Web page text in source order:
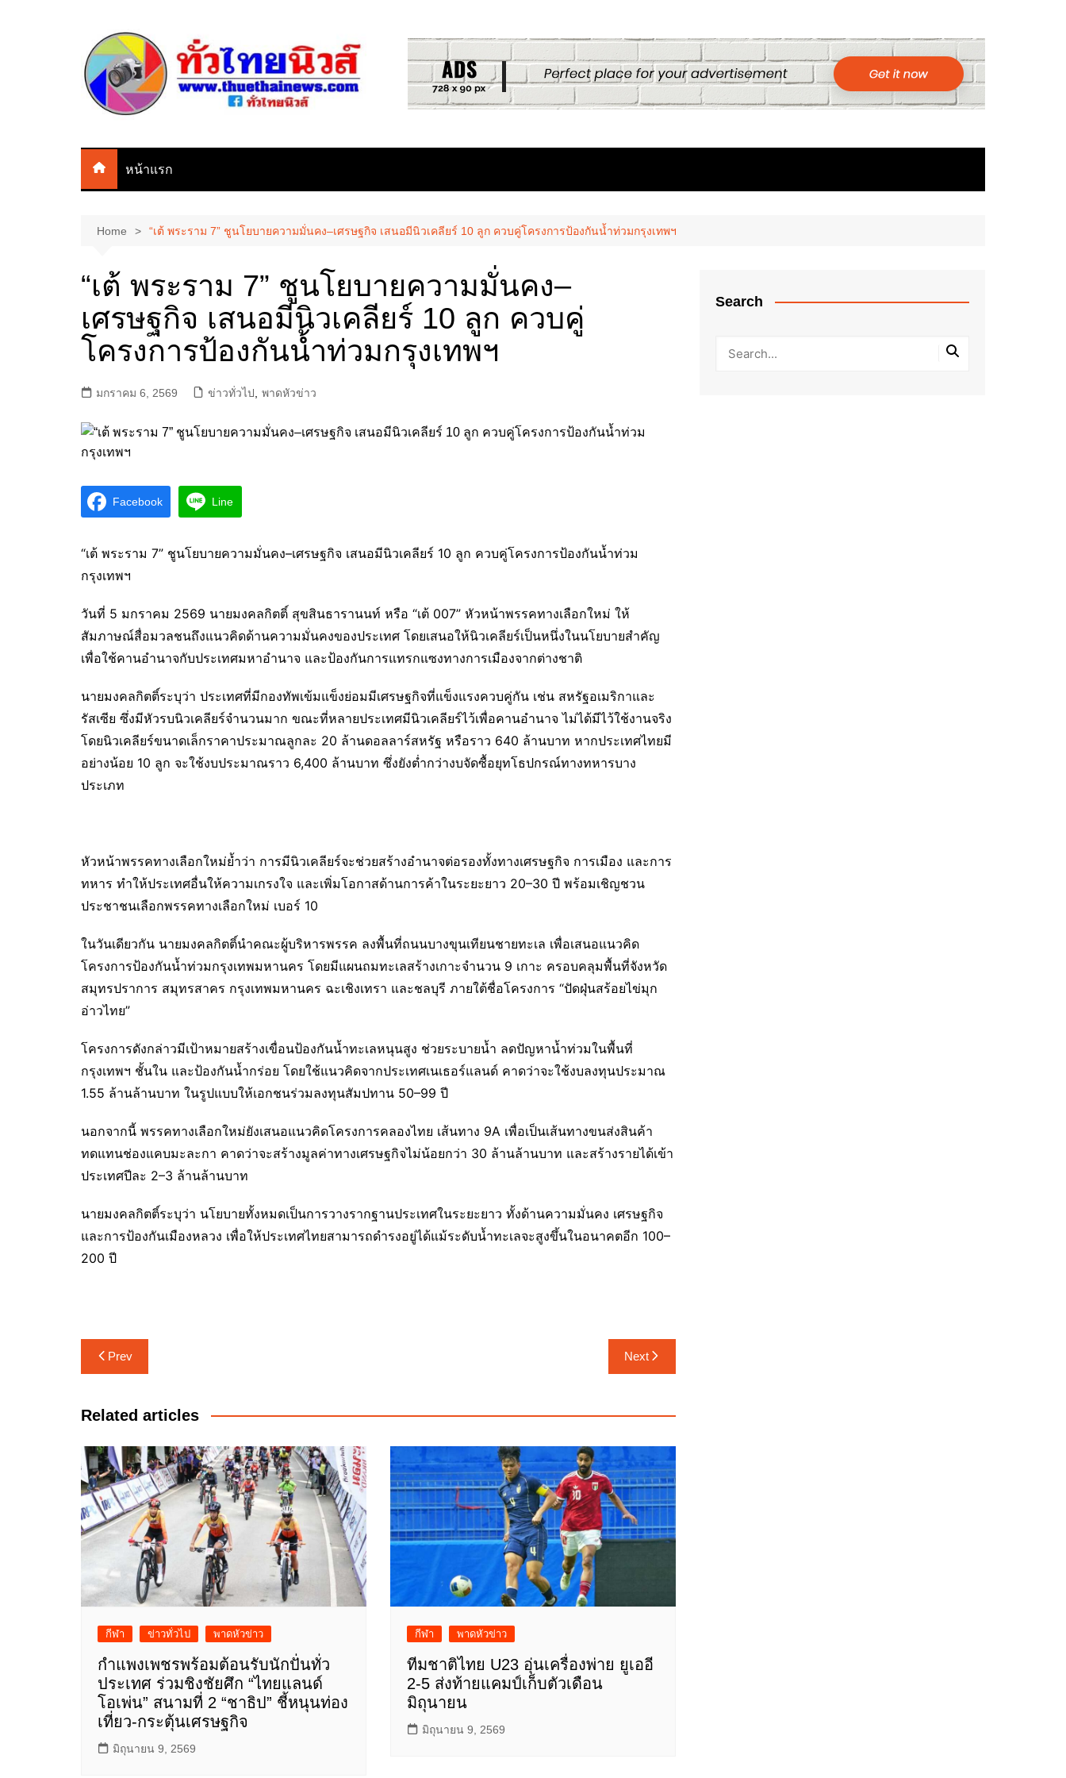
หน้าแรก
Home “เต้ พระราม 7” ชูนโยบายความมั่นคง–เศรษฐกิจ เสนอมีนิวเคลียร์ 10 ลูก ควบคู่โครงการป้องกันน้ำท่วมกรุงเทพฯ
“เต้ พระราม 7” ชูนโยบายความมั่นคง–
เศรษฐกิจ เสนอมีนิวเคลียร์ 10 ลูก ควบคู่
โครงการป้องกันน้ำท่วมกรุงเทพฯ
มกราคม 6, 2569 ข่าวทั่วไป พาดหัวข่าว
Facebook Line
“เต้ พระราม 7” ชูนโยบายความมั่นคง–เศรษฐกิจ เสนอมีนิวเคลียร์ 10 ลูก ควบคู่โครงการป้องกันน้ำท่วม
กรุงเทพฯ
วันที่ 5 มกราคม 2569 นายมงคลกิตติ์ สุขสินธารานนท์ หรือ “เต้ 007” หัวหน้าพรรคทางเลือกใหม่ ให้
สัมภาษณ์สื่อมวลชนถึงแนวคิดด้านความมั่นคงของประเทศ โดยเสนอให้นิวเคลียร์เป็นหนึ่งในนโยบายสำคัญ
เพื่อใช้คานอำนาจกับประเทศมหาอำนาจ และป้องกันการแทรกแซงทางการเมืองจากต่างชาติ
นายมงคลกิตติ์ระบุว่า ประเทศที่มีกองทัพเข้มแข็งย่อมมีเศรษฐกิจที่แข็งแรงควบคู่กัน เช่น สหรัฐอเมริกาและ
รัสเซีย ซึ่งมีหัวรบนิวเคลียร์จำนวนมาก ขณะที่หลายประเทศมีนิวเคลียร์ไว้เพื่อคานอำนาจ ไม่ได้มีไว้ใช้งานจริง
โดยนิวเคลียร์ขนาดเล็กราคาประมาณลูกละ 20 ล้านดอลลาร์สหรัฐ หรือราว 640 ล้านบาท หากประเทศไทยมี
อย่างน้อย 10 ลูก จะใช้งบประมาณราว 6,400 ล้านบาท ซึ่งยังต่ำกว่างบจัดซื้อยุทโธปกรณ์ทางทหารบาง
ประเภท
หัวหน้าพรรคทางเลือกใหม่ย้ำว่า การมีนิวเคลียร์จะช่วยสร้างอำนาจต่อรองทั้งทางเศรษฐกิจ การเมือง และการ
ทหาร ทำให้ประเทศอื่นให้ความเกรงใจ และเพิ่มโอกาสด้านการค้าในระยะยาว 20–30 ปี พร้อมเชิญชวน
ประชาชนเลือกพรรคทางเลือกใหม่ เบอร์ 10
ในวันเดียวกัน นายมงคลกิตติ์นำคณะผู้บริหารพรรค ลงพื้นที่ถนนบางขุนเทียนชายทะเล เพื่อเสนอแนวคิด
โครงการป้องกันน้ำท่วมกรุงเทพมหานคร โดยมีแผนถมทะเลสร้างเกาะจำนวน 9 เกาะ ครอบคลุมพื้นที่จังหวัด
สมุทรปราการ สมุทรสาคร กรุงเทพมหานคร ฉะเชิงเทรา และชลบุรี ภายใต้ชื่อโครงการ “ปัดฝุ่นสร้อยไข่มุก
อ่าวไทย”
โครงการดังกล่าวมีเป้าหมายสร้างเขื่อนป้องกันน้ำทะเลหนุนสูง ช่วยระบายน้ำ ลดปัญหาน้ำท่วมในพื้นที่
กรุงเทพฯ ชั้นใน และป้องกันน้ำกร่อย โดยใช้แนวคิดจากประเทศเนเธอร์แลนด์ คาดว่าจะใช้งบลงทุนประมาณ
1.55 ล้านล้านบาท ในรูปแบบให้เอกชนร่วมลงทุนสัมปทาน 50–99 ปี
นอกจากนี้ พรรคทางเลือกใหม่ยังเสนอแนวคิดโครงการคลองไทย เส้นทาง 9A เพื่อเป็นเส้นทางขนส่งสินค้า
ทดแทนช่องแคบมะละกา คาดว่าจะสร้างมูลค่าทางเศรษฐกิจไม่น้อยกว่า 30 ล้านล้านบาท และสร้างรายได้เข้า
ประเทศปีละ 2–3 ล้านล้านบาท
นายมงคลกิตติ์ระบุว่า นโยบายทั้งหมดเป็นการวางรากฐานประเทศในระยะยาว ทั้งด้านความมั่นคง เศรษฐกิจ
และการป้องกันเมืองหลวง เพื่อให้ประเทศไทยสามารถดำรงอยู่ได้แม้ระดับน้ำทะเลจะสูงขึ้นในอนาคตอีก 100–
200 ปี
แนะแนว
เรื่อง
Prev Next
Related articles
กีฬา ข่าวทั่วไป พาดหัวข่าว
กำแพงเพชรพร้อมต้อนรับนักปั่นทั่ว
ประเทศ ร่วมชิงชัยศึก “ไทยแลนด์
โอเพ่น” สนามที่ 2 “ชาธิป” ชี้หนุนท่อง
เที่ยว-กระตุ้นเศรษฐกิจ
มิถุนายน 9, 2569
กีฬา พาดหัวข่าว
ทีมชาติไทย U23 อุ่นเครื่องพ่าย ยูเออี
2-5 ส่งท้ายแคมป์เก็บตัวเดือน
มิถุนายน
มิถุนายน 9, 2569
Search